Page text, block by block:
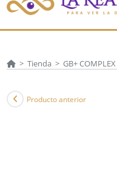
> Tienda > GB+ COMPLEX
Producto anterior